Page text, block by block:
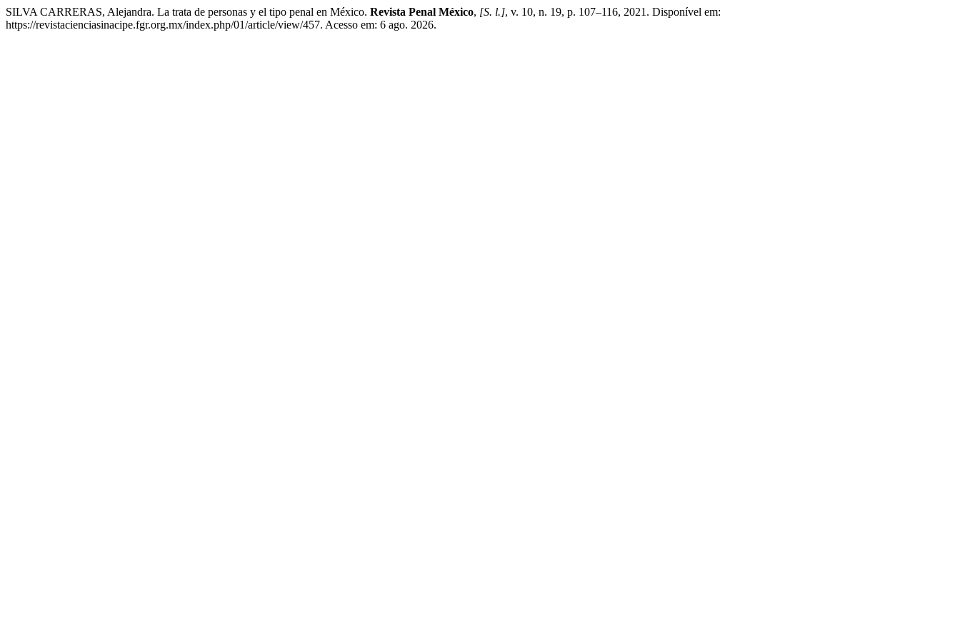
SILVA CARRERAS, Alejandra. La trata de personas y el tipo penal en México. Revista Penal México, [S. l.], v. 10, n. 19, p. 107–116, 2021. Disponível em:
https://revistacienciasinacipe.fgr.org.mx/index.php/01/article/view/457. Acesso em: 6 ago. 2026.